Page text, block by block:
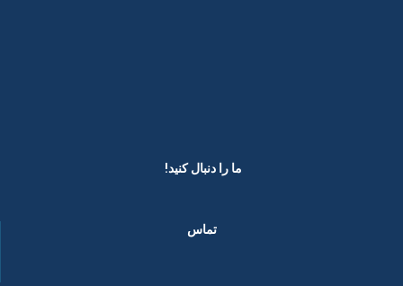
ما را دنبال کنید! ​
تماس